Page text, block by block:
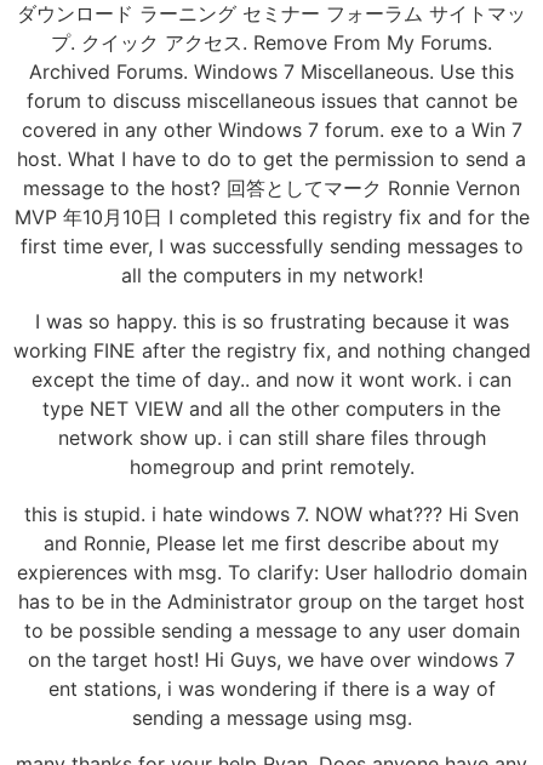
ダウンロード ラーニング セミナー フォーラム サイトマッ
プ. クイック アクセス. Remove From My Forums.
Archived Forums. Windows 7 Miscellaneous. Use this
forum to discuss miscellaneous issues that cannot be
covered in any other Windows 7 forum. exe to a Win 7
host. What I have to do to get the permission to send a
message to the host? 回答としてマーク Ronnie Vernon
MVP 年10月10日 I completed this registry fix and for the
first time ever, I was successfully sending messages to
all the computers in my network!
I was so happy. this is so frustrating because it was
working FINE after the registry fix, and nothing changed
except the time of day.. and now it wont work. i can
type NET VIEW and all the other computers in the
network show up. i can still share files through
homegroup and print remotely.
this is stupid. i hate windows 7. NOW what??? Hi Sven
and Ronnie, Please let me first describe about my
expierences with msg. To clarify: User hallodrio domain
has to be in the Administrator group on the target host
to be possible sending a message to any user domain
on the target host! Hi Guys, we have over windows 7
ent stations, i was wondering if there is a way of
sending a message using msg.